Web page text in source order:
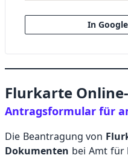
In
Flurkarte
Antragsformular für
Die Beantragung von
Dokumenten bei Amt für